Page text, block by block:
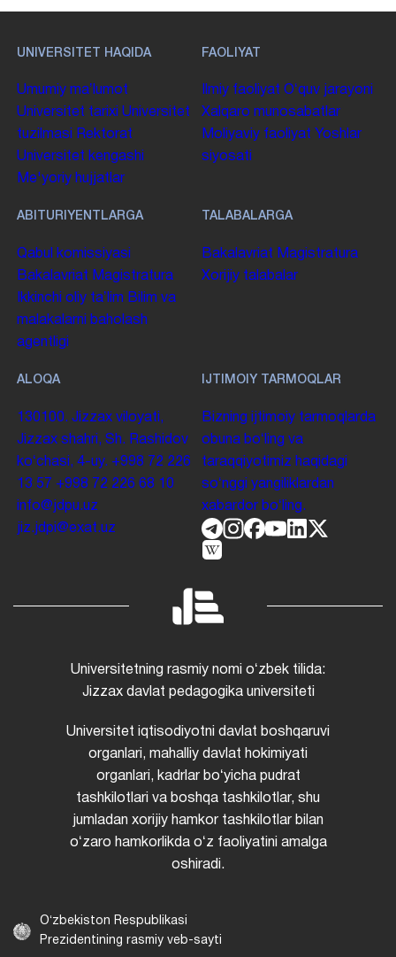
UNIVERSITET HAQIDA
Umumiy maʼlumot
Universitet tarixi Universitet
tuzilmasi
Rektorat
Universitet kengashi
Me'yoriy hujjatlar
FAOLIYAT
Ilmiy faoliyat Oʻquv jarayoni
Xalqaro munosabatlar
Moliyaviy faoliyat Yoshlar
siyosati
ABITURIYENTLARGA
Qabul komissiyasi
Bakalavriat Magistratura
Ikkinchi oliy taʼlim Bilim va
malakalarni baholash
agentligi
TALABALARGA
Bakalavriat Magistratura
Xorijiy talabalar
ALOQA
130100. Jizzax viloyati,
Jizzax shahri, Sh. Rashidov
koʻchasi, 4-uy. +998 72 226
13 57 +998 72 226 68 10
info@jdpu.uz
jiz.jdpi@exat.uz
IJTIMOIY TARMOQLAR
Bizning ijtimoiy tarmoqlarda
obuna boʻling va
taraqqiyotimiz haqidagi
soʻnggi yangiliklardan
xabardor boʻling.
Universitetning rasmiy nomi oʻzbek tilida:
Jizzax davlat pedagogika universiteti
Universitet iqtisodiyotni davlat boshqaruvi
organlari, mahalliy davlat hokimiyati
organlari, kadrlar boʻyicha pudrat
tashkilotlari va boshqa tashkilotlar, shu
jumladan xorijiy hamkor tashkilotlar bilan
oʻzaro hamkorlikda oʻz faoliyatini amalga
oshiradi.
Oʻzbekiston Respublikasi
Prezidentining rasmiy veb-sayti